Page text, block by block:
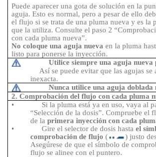
Puede aparecer una gota de solución en la
aguja. Esto es normal, pero a pesar de ello
el flujo si se trata de una pluma nueva y es la
que la utiliza. Consulte el paso 2
con cada pluma nueva”.
No coloque una aguja nueva en la pluma
listo para ponerse la inyección.
Utilice siempre una aguja nueva
Así se puede evitar que las agujas
inexacta.
Nunca utilice una aguja doblada
2. Comprobación del flujo con cada pluma
•
Si la pluma está ya en uso, vaya al
“Selección de la dosis”. Compruebe el
de la primera inyección con cada
•
Gire el selector de dosis hasta el
comprobación de flujo ( ) justo
Asegúrese de que el símbolo de
flujo se alinee con el puntero.